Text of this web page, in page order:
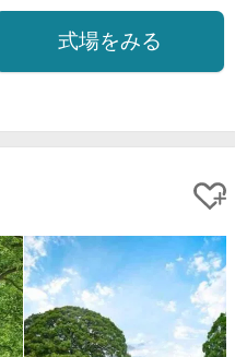
式場をみる